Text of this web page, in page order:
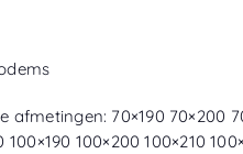
70×190 70×200
100×200 100×210